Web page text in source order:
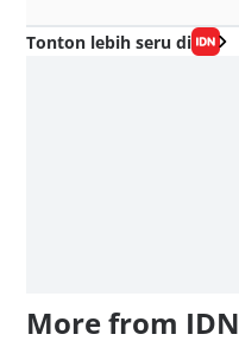
Tonton lebih seru di
More from IDN